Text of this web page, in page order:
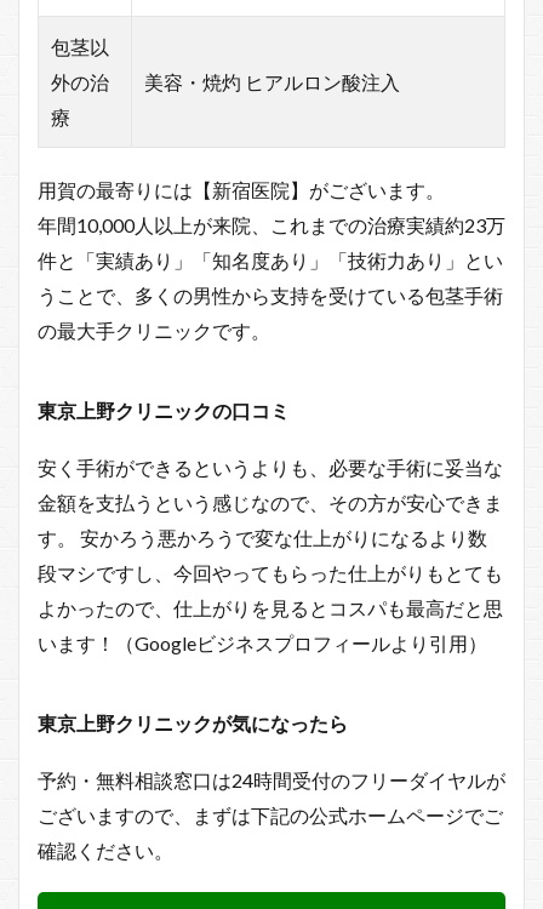
包茎以
外の治
療
美容・焼灼 ヒアルロン酸注入
用賀の最寄りには【新宿医院】がございます。
年間10,000人以上が来院、これまでの治療実績約23万
件と「実績あり」「知名度あり」「技術力あり」とい
うことで、多くの男性から支持を受けている包茎手術
の最大手クリニックです。
東京上野クリニックの口コミ
安く手術ができるというよりも、必要な手術に妥当な
金額を支払うという感じなので、その方が安心できま
す。 安かろう悪かろうで変な仕上がりになるより数
段マシですし、今回やってもらった仕上がりもとても
よかったので、仕上がりを見るとコスパも最高だと思
います！（Googleビジネスプロフィールより引用）
東京上野クリニックが気になったら
予約・無料相談窓口は24時間受付のフリーダイヤルが
ございますので、まずは下記の公式ホームページでご
確認ください。